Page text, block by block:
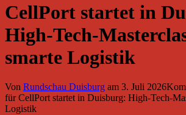
CellPort startet in
High-Tech-
smarte Logistik
Von Rundschau Duisburg am 3. Juli 2026
für CellPort startet in Duisburg: High-Tech-
Logistik